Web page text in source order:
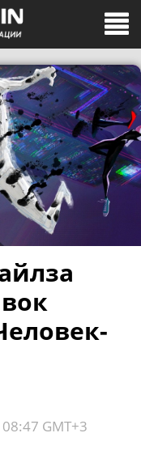
GMT+3